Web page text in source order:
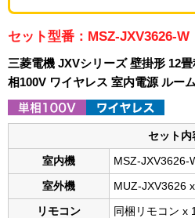
セット型番：MSZ-JXV3626-W
三菱電機 JXVシリーズ 壁掛形 12
相100V ワイヤレス 室内電源 ルー
セット内
室内機 MSZ-JXV3626-
室外機 MUZ-JXV3626 x
リモコン 同梱リモコン x 1